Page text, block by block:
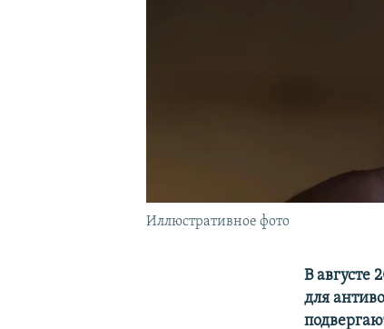
Иллюстративное фото
В августе
для